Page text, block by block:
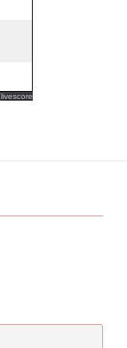
livescore